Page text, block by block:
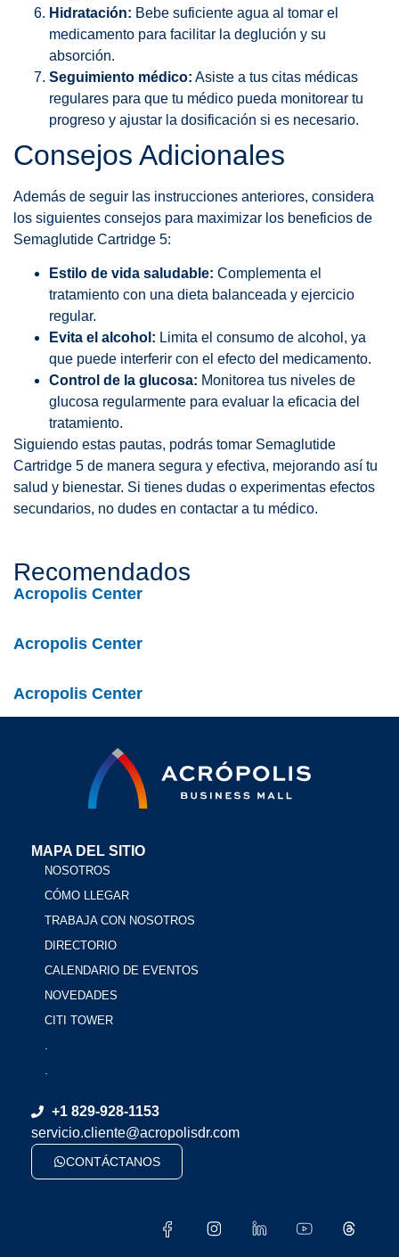
Hidratación: Bebe suficiente agua al tomar el
medicamento para facilitar la deglución y su
absorción.
Seguimiento médico: Asiste a tus citas médicas
regulares para que tu médico pueda monitorear tu
progreso y ajustar la dosificación si es necesario.
Consejos Adicionales
Además de seguir las instrucciones anteriores, considera
los siguientes consejos para maximizar los beneficios de
Semaglutide Cartridge 5:
Estilo de vida saludable: Complementa el
tratamiento con una dieta balanceada y ejercicio
regular.
Evita el alcohol: Limita el consumo de alcohol, ya
que puede interferir con el efecto del medicamento.
Control de la glucosa: Monitorea tus niveles de
glucosa regularmente para evaluar la eficacia del
tratamiento.
Siguiendo estas pautas, podrás tomar Semaglutide
Cartridge 5 de manera segura y efectiva, mejorando así tu
salud y bienestar. Si tienes dudas o experimentas efectos
secundarios, no dudes en contactar a tu médico.
Recomendados
Acropolis Center
Acropolis Center
Acropolis Center
MAPA DEL SITIO
NOSOTROS
CÓMO LLEGAR
TRABAJA CON NOSOTROS
DIRECTORIO
CALENDARIO DE EVENTOS
NOVEDADES
CITI TOWER
+1 829-928-1153
servicio.cliente@acropolisdr.com
CONTÁCTANOS